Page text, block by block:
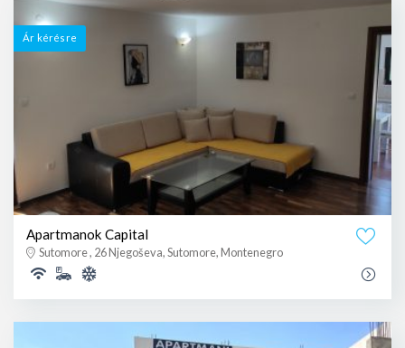
Ár kérésre
Apartmanok Capital
Sutomore , 26 Njegoševa, Sutomore, Montenegro